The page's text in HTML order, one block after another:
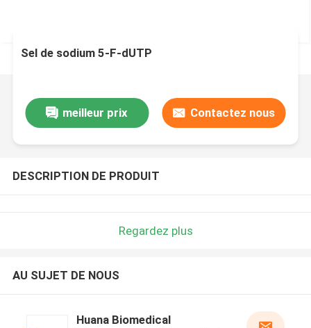
Sel de sodium 5-F-dUTP
meilleur prix Contactez nous
DESCRIPTION DE PRODUIT
Regardez plus
AU SUJET DE NOUS
Huana Biomedical